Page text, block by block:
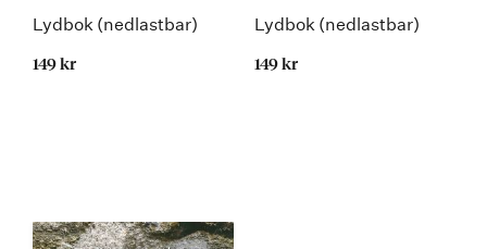
Lydbok (nedlastbar)
149 kr
Lydbok (nedlastbar)
149 kr